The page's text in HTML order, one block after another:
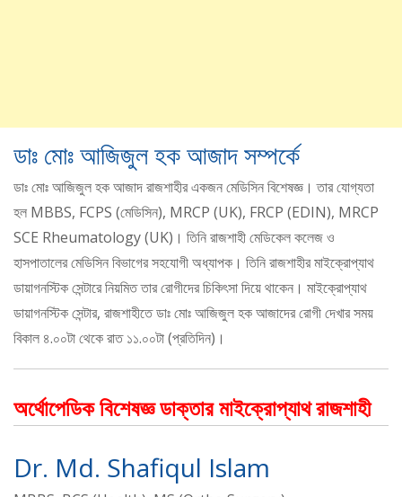
ডাঃ মোঃ আজিজুল হক আজাদ সম্পর্কে
ডাঃ মোঃ আজিজুল হক আজাদ রাজশাহীর একজন মেডিসিন বিশেষজ্ঞ। তার যোগ্যতা
হল MBBS, FCPS (মেডিসিন), MRCP (UK), FRCP (EDIN), MRCP
SCE Rheumatology (UK)। তিনি রাজশাহী মেডিকেল কলেজ ও
হাসপাতালের মেডিসিন বিভাগের সহযোগী অধ্যাপক। তিনি রাজশাহীর মাইক্রোপ্যাথ
ডায়াগনস্টিক সেন্টারে নিয়মিত তার রোগীদের চিকিৎসা দিয়ে থাকেন। মাইক্রোপ্যাথ
ডায়াগনস্টিক সেন্টার, রাজশাহীতে ডাঃ মোঃ আজিজুল হক আজাদের রোগী দেখার সময়
বিকাল ৪.০০টা থেকে রাত ১১.০০টা (প্রতিদিন)।
অর্থোপেডিক বিশেষজ্ঞ ডাক্তার মাইক্রোপ্যাথ রাজশাহী
Dr. Md. Shafiqul Islam